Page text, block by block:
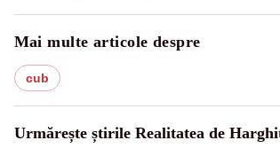
Mai multe articole despre
cub
Urmărește știrile Realitatea de